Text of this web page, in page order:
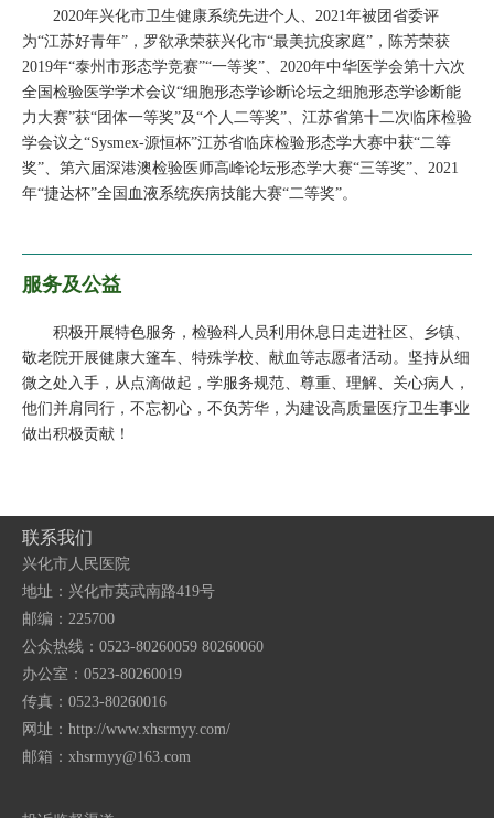
2020年兴化市卫生健康系统先进个人、2021年被团省委评
为“江苏好青年”，罗欲承荣获兴化市“最美抗疫家庭”，陈芳荣获
2019年“泰州市形态学竞赛”“一等奖”、2020年中华医学会第十六次
全国检验医学学术会议“细胞形态学诊断论坛之细胞形态学诊断能
力大赛”获“团体一等奖”及“个人二等奖”、江苏省第十二次临床检验
学会议之“Sysmex-源恒杯”江苏省临床检验形态学大赛中获“二等
奖”、第六届深港澳检验医师高峰论坛形态学大赛“三等奖”、2021
年“捷达杯”全国血液系统疾病技能大赛“二等奖”。
服务及公益
积极开展特色服务，检验科人员利用休息日走进社区、乡镇、
敬老院开展健康大篷车、特殊学校、献血等志愿者活动。坚持从细
微之处入手，从点滴做起，学服务规范、尊重、理解、关心病人，
他们并肩同行，不忘初心，不负芳华，为建设高质量医疗卫生事业
做出积极贡献！
联系我们
兴化市人民医院
地址：兴化市英武南路419号
邮编：225700
公众热线：0523-80260059 80260060
办公室：0523-80260019
传真：0523-80260016
网址：http://www.xhsrmyy.com/
邮箱： xhsrmyy@163.com